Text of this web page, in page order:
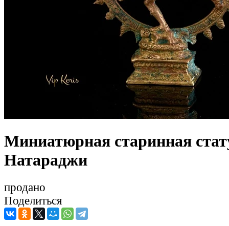
Миниатюрная старинная
Натараджи
продано
Поделиться